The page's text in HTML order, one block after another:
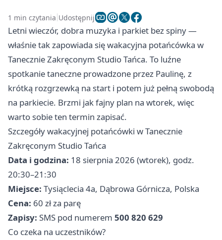
1 min czytania Udostępnij
Letni wieczór, dobra muzyka i parkiet bez spiny —
właśnie tak zapowiada się wakacyjna potańcówka w
Tanecznie Zakręconym Studio Tańca. To luźne
spotkanie taneczne prowadzone przez Paulinę, z
krótką rozgrzewką na start i potem już pełną swobodą
na parkiecie. Brzmi jak fajny plan na wtorek, więc
warto sobie ten termin zapisać.
Szczegóły wakacyjnej potańcówki w Tanecznie
Zakręconym Studio Tańca
Data i godzina: 18 sierpnia 2026 (wtorek), godz.
20:30–21:30
Miejsce: Tysiąclecia 4a, Dąbrowa Górnicza, Polska
Cena: 60 zł za parę
Zapisy: SMS pod numerem 500 820 629
Co czeka na uczestników?